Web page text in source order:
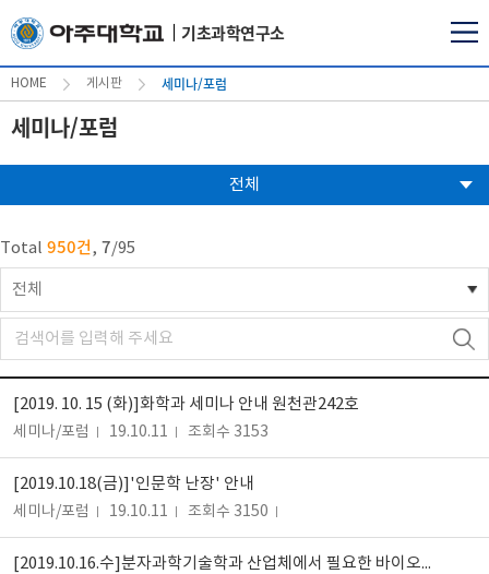
기초과학연구소
HOME 게시판 세미나/포럼
세미나/포럼
전체
Total 950건, 7/95
전체
[2019. 10. 15 (화)]화학과 세미나 안내 원천관242호
세미나/포럼 19.10.11 조회수 3153
[2019.10.18(금)]'인문학 난장' 안내
세미나/포럼 19.10.11 조회수 3150
[2019.10.16.수]분자과학기술학과 산업체에서 필요한 바이오헬스연구 세미나 안내